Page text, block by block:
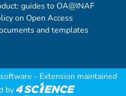
guides to OA@INAF
on Open Access
and templates
- Extension maintained
by